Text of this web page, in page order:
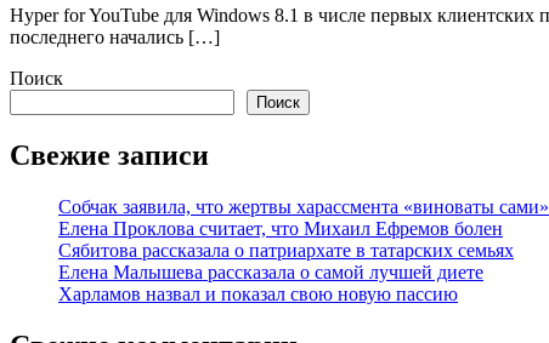
Hyper for YouTube для Windows 8.1 в числе первых клиентских
последнего начались […]
Поиск
Поиск
Свежие записи
Собчак заявила, что жертвы харассмента «виноваты сами»
Елена Проклова считает, что Михаил Ефремов болен
Сябитова рассказала о патриархате в татарских семьях
Елена Малышева рассказала о самой лучшей диете
Харламов назвал и показал свою новую пассию